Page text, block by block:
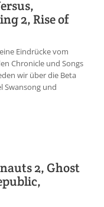
2, Rise of
Eindrücke vom
Chronicle und Songs
wir über die Beta
Swansong und
2, Ghost